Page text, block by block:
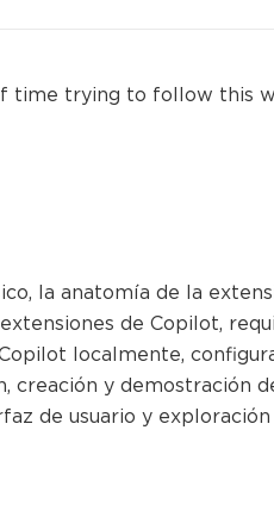
time trying to follow this
la anatomía de la
de Copilot,
localmente,
creación y demostración
de usuario y